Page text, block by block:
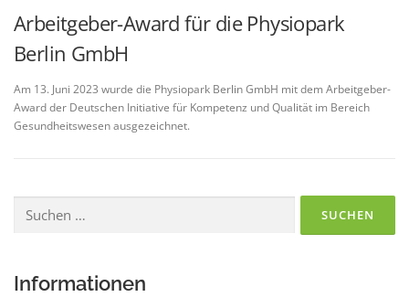
Arbeitgeber-Award für die Physiopark
Berlin GmbH
Am 13. Juni 2023 wurde die Physiopark Berlin GmbH mit dem Arbeitgeber-
Award der Deutschen Initiative für Kompetenz und Qualität im Bereich
Gesundheitswesen ausgezeichnet.
nach:
Informationen